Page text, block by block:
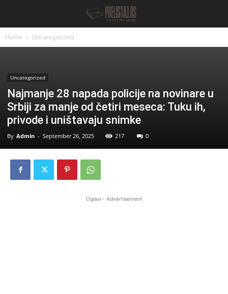
Home Uncategorized
Uncategorized
Najmanje 28 napada policije na novinare u
Srbiji za manje od četiri meseca: Tuku ih,
privode i uništavaju snimke
By Admin - September 26, 2025 217 0
Oglasi - Advertisement